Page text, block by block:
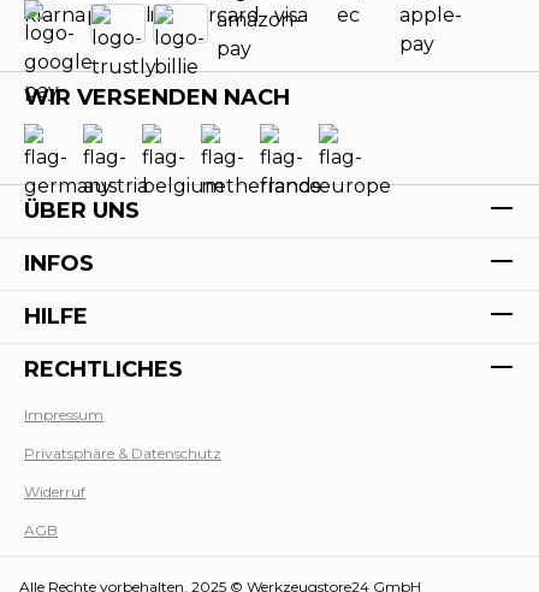
WIR VERSENDEN NACH
ÜBER UNS
INFOS
HILFE
RECHTLICHES
Impressum
Privatsphäre & Datenschutz
Widerruf
AGB
Alle Rechte vorbehalten. 2025 © Werkzeugstore24 GmbH